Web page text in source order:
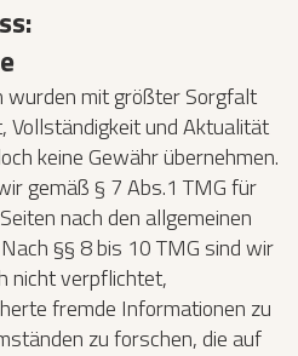
wurden mit größter Sorgfalt
Vollständigkeit und Aktualität
keine Gewähr übernehmen.
gemäß § 7 Abs.1 TMG für
nach den allgemeinen
§§ 8 bis 10 TMG sind wir
nicht verpflichtet,
fremde Informationen zu
zu forschen, die auf